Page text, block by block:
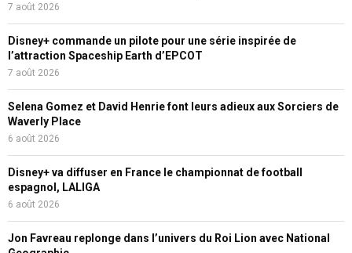
7 août 2026
Disney+ commande un pilote pour une série inspirée de
l’attraction Spaceship Earth d’EPCOT
7 août 2026
Selena Gomez et David Henrie font leurs adieux aux Sorciers de
Waverly Place
6 août 2026
Disney+ va diffuser en France le championnat de football
espagnol, LALIGA
6 août 2026
Jon Favreau replonge dans l’univers du Roi Lion avec National